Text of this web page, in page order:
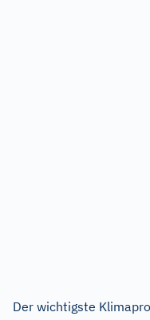
Der wichtigste